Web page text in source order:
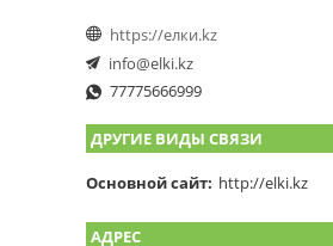
https://елки.kz
info@elki.kz
77775666999
ДРУГИЕ ВИДЫ СВЯЗИ
Основной сайт http://elki.kz